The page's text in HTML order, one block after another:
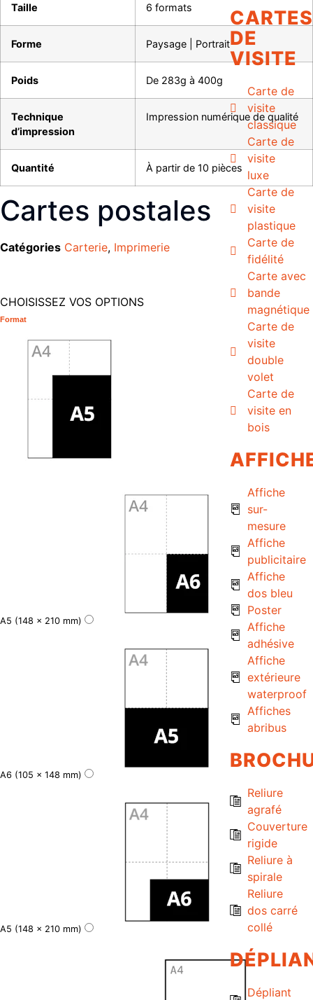
CARTES
DE
VISITE
Carte de
visite
classique
Carte de
visite
luxe
Carte de
visite
plastique
Carte de
fidélité
Carte avec
bande
magnétique
Carte de
visite
double
volet
Carte de
visite en
bois
Affiche
sur-
mesure
Affiche
publicitaire
Affiche
dos bleu
Poster
Affiche
adhésive
Affiche
extérieure
waterproof
Affiches
abribus
Reliure
agrafé
Couverture
rigide
Reliure à
spirale
Reliure
dos carré
collé
Dépliant
Taille 6 formats
Forme Paysage | Portrait
Poids De 283g à 400g
Technique
d’impression
Impression numérique de qualité
Quantité À partir de 10 pièces
Cartes postales
Catégories Carterie, Imprimerie
CHOISISSEZ VOS OPTIONS
Format
A5 (148 x 210 mm)
A6 (105 x 148 mm)
A5 (148 x 210 mm)